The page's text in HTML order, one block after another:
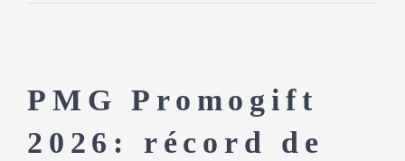
PMG Promogift
2026: récord de